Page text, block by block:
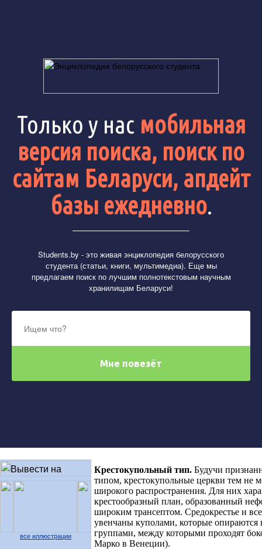
Только у нас мобильная
версия поиска, поиск по
сайтам Беларуси, апдейт
базы ежедневно.
Students.by - это живая энциклопедия белорусского
студента (статьи, книги, мультимедиа). Еще мы
предлагаем поиск по лучшим полнотекстовым научным
хранилищам Беларуси!
все иллюстрации
Крестокупольный тип. Будучи
типом, крестокупольные церкви тем не
широкого распространения. Для них
крестообразный план, образованный
широким трансептом. Средокрестье и
увенчаны куполами, которые опираются
группами, между которыми проходят
Марко в Венеции).